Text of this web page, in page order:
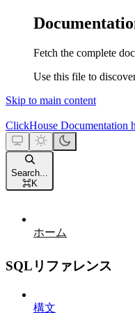
Fetch the complete
Use this file to
Skip to main content
ClickHouse Documentation
Search...
⌘K
ホーム
SQLリファレンス
構文